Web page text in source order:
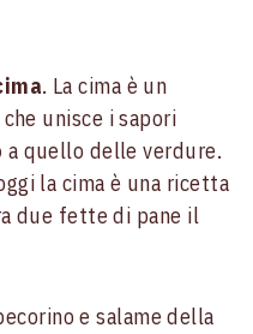
. La cima è un
unisce i sapori
a quello delle verdure.
la cima è una ricetta
due fette di pane il
e salame della